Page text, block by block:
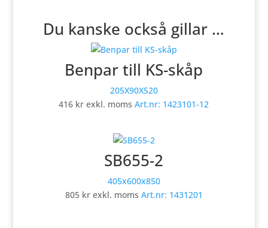
Du kanske också gillar …
Benpar till KS-skåp
205X90X520
416 kr exkl. moms Art.nr: 1423101-12
SB655-2
405x600x850
805 krexkl. moms Art.nr: 1431201